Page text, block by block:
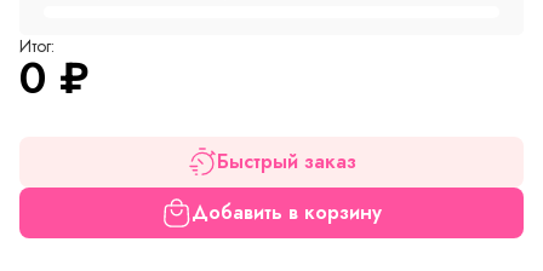
Итог:
0 ₽
Быстрый заказ
Добавить в корзину